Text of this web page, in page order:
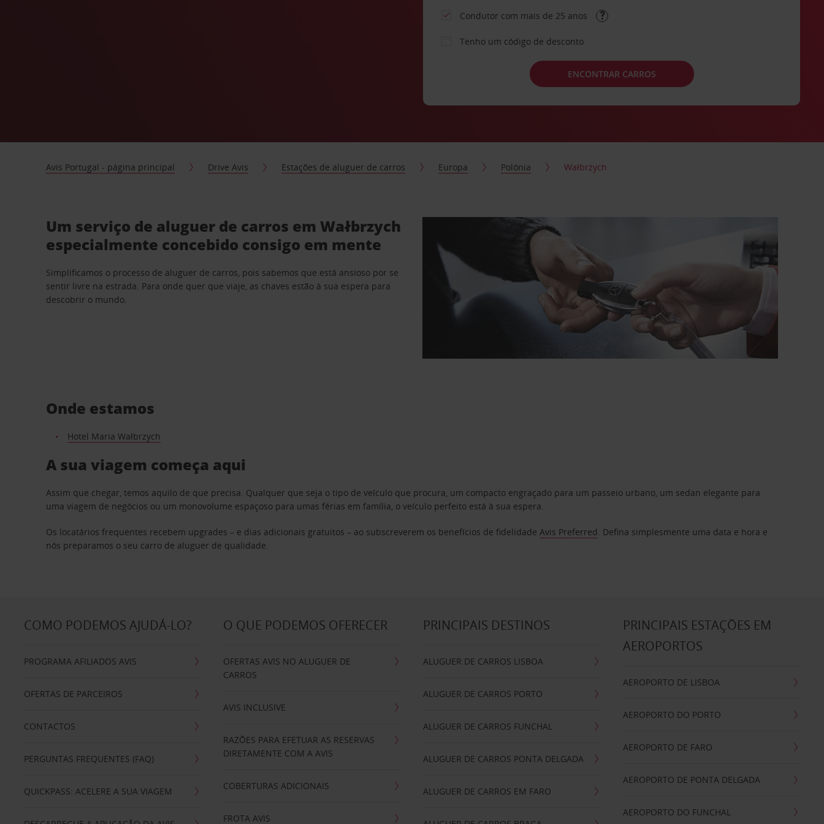
Condutor com mais de 25 anos
Tenho um código de desconto
ENCONTRAR CARROS
Avis Portugal - página principal Drive Avis Estações de aluguer de carros Europa Polónia Wałbrzych
Um serviço de aluguer de carros em Wałbrzych
especialmente concebido consigo em mente
Simplificamos o processo de aluguer de carros, pois sabemos que está ansioso por se
sentir livre na estrada. Para onde quer que viaje, as chaves estão à sua espera para
descobrir o mundo.
Onde estamos
Hotel Maria Wałbrzych
A sua viagem começa aqui
Assim que chegar, temos aquilo de que precisa. Qualquer que seja o tipo de veículo que procura, um compacto engraçado para um passeio urbano, um sedan elegante para
uma viagem de negócios ou um monovolume espaçoso para umas férias em família, o veículo perfeito está à sua espera.
Os locatários frequentes recebem upgrades – e dias adicionais gratuitos – ao subscreverem os benefícios de fidelidadeAvis Preferred. Defina simplesmente uma data e hora e
nós preparamos o seu carro de aluguer de qualidade.
COMO PODEMOS AJUDÁ-LO?
PROGRAMA AFILIADOS AVIS
OFERTAS DE PARCEIROS
CONTACTOS
PERGUNTAS FREQUENTES (FAQ)
QUICKPASS: ACELERE A SUA VIAGEM
O QUE PODEMOS OFERECER
OFERTAS AVIS NO ALUGUER DE
CARROS
AVIS INCLUSIVE
RAZÕES PARA EFETUAR AS RESERVAS
DIRETAMENTE COM A AVIS
COBERTURAS ADICIONAIS
FROTA AVIS
PRINCIPAIS DESTINOS
ALUGUER DE CARROS LISBOA
ALUGUER DE CARROS PORTO
ALUGUER DE CARROS FUNCHAL
ALUGUER DE CARROS PONTA DELGADA
ALUGUER DE CARROS EM FARO
PRINCIPAIS ESTAÇÕES EM
AEROPORTOS
AEROPORTO DE LISBOA
AEROPORTO DO PORTO
AEROPORTO DE FARO
AEROPORTO DE PONTA DELGADA
AEROPORTO DO FUNCHAL